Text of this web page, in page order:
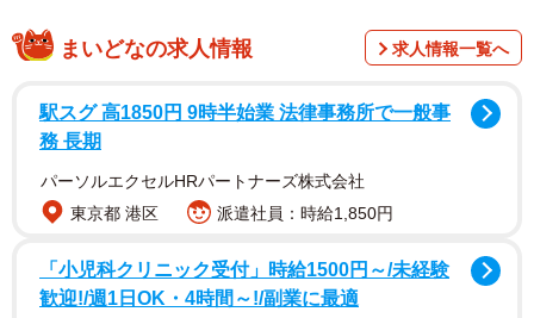
ハリウッド女優でふしだら研究
脚本を読んで衝撃を受けたのは人生初。「映画化するにあ
たり、原作にあるエロチックな描写にホラー要素もプラス
されていたりして。演じる上で腹をくくる必要のある作品
だと感じました」と難役に飛び込んだ。
撮影中はアイドル出身とは思えぬ重いトーンを貫いた。
「きれいに映ることがないように撮影中はメイク直しもせ
まいどなの求人情報 求人情報一覧へ
駅スグ 高1850円 9時半始業 法律事務所で一般事
務 長期
パーソルエクセルHRパートナーズ株式会社
東京都 港区
派遣社員：時給1,850円
「小児科クリニック受付」時給1500円～/未経験
歓迎!/週1日OK・4時間～!/副業に最適